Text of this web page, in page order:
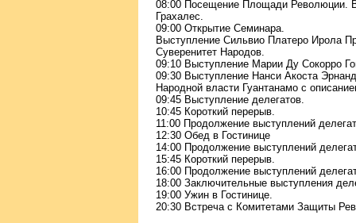
08:00 Посещение Площади Революции.
Грахалес.
09:00 Открытие Семинара.
Выступление Сильвио Платеро Ирола
Суверенитет Народов.
09:10 Выступление Марии Ду Сокорро
09:30 Выступление Нанси Акоста
Народной власти Гуантанамо с
09:45 Выступление делегатов.
10:45 Короткий перерыв.
11:00 Продолжение выступлений
12:30 Обед в Гостинице
14:00 Продолжение выступлений
15:45 Короткий перерыв.
16:00 Продолжение выступлений
18:00 Заключительные выступления
19:00 Ужин в Гостинице.
20:30 Встреча с Комитетами Защиты